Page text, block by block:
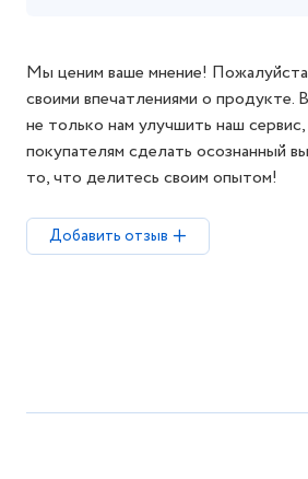
Мы ценим ваше мнение!
своими впечатлениями о
не только нам улучшить наш
покупателям сделать осознанный
то, что делитесь своим опытом!
Добавить отзыв